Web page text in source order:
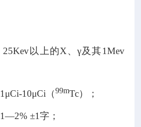
25Kev以上的X、γ及其1Mev
1 μCi-10μCi （99mTc）；
1—2%±1字；